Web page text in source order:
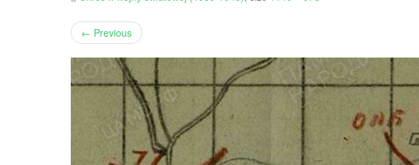
← Previous